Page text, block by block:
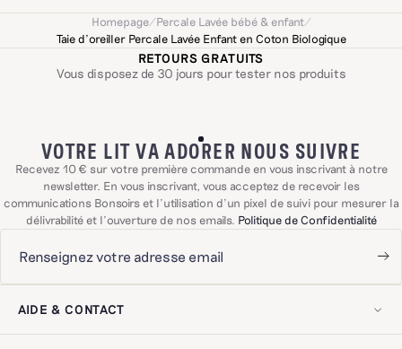
avec cœur et intuition.
Homepage/Percale Lavée bébé & enfant/
Taie d'oreiller Percale Lavée Enfant en Coton Biologique
RETOURS GRATUITS
Vous disposez de 30 jours pour tester nos produits
VOTRE LIT VA ADORER NOUS SUIVRE
Recevez 10 € sur votre première commande en vous inscrivant à notre
newsletter. En vous inscrivant, vous acceptez de recevoir les
communications Bonsoirs et l'utilisation d'un pixel de suivi pour mesurer la
délivrabilité et l'ouverture de nos emails. Politique de Confidentialité
AIDE & CONTACT